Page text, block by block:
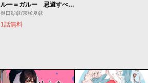
ルー＝ガルー 忌避すべき狼
樋口彰彦/京極夏彦
1話無料